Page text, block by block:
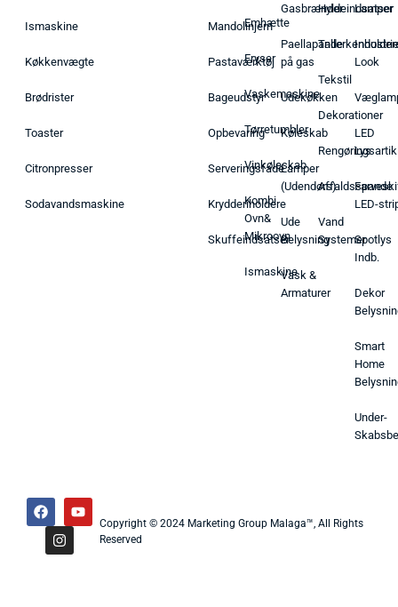
Ismaskine
Køkkenvægte
Brødrister
Toaster
Citronpresser
Sodavandsmaskine
Mandolinjern
Pastaværktøj
Bageudstyr
Opbevaring
Serveringsfade
Krydderiholdere
Skuffeindsatser
Emhætte
Fryser
Vaskemaskine
Tørretumbler
Vinkøleskab
Kombi
Ovn&
Mikroovn
Ismaskine
Gasbrænder
Paellapande
på gas
Udekøkken
Køleskab
Lamper
(Udendørs)
Ude
Belysning
Vask &
Armaturer
Hyldeindsatser
Tekstil
Dekorationer
Affaldsspande
Vand
Systemer
Lamper
Look
LED
Lys
LED-
Spotlys
Indb.
Dekor
Smart
Home
Under-
Copyright © 2024 Marketing Group Malaga™, All Rights
Reserved